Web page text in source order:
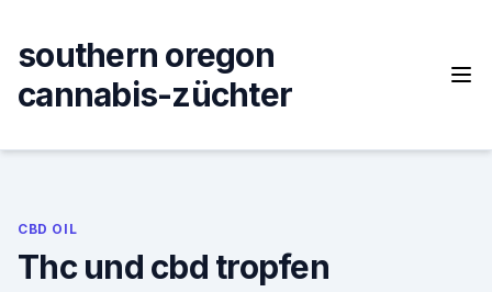
content
southern oregon
cannabis-züchter
CBD OIL
Thc und cbd tropfen